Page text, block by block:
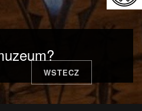
ITALIANO
日本語
WSTECZ